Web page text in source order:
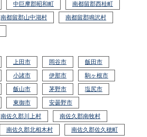
Y20-AZB
中巨摩郡昭和町
南都留郡西桂町
南都留郡山中湖村
南都留郡鳴沢村
上田市 岡谷市
飯田市
小諸市 伊那市
駒ヶ根市
飯山市 茅野市
塩尻市
東御市
安曇野市
南佐久郡川上村
南佐久郡南牧村
南佐久郡北相木村
南佐久郡佐久穂町